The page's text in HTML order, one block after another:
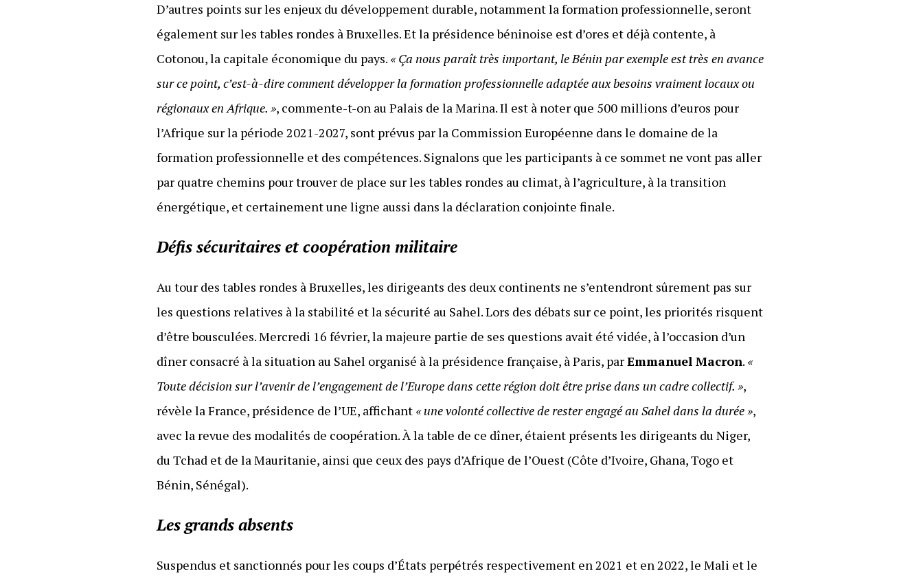
D’autres points sur les enjeux du développement durable, notamment la formation professionnelle, seront
également sur les tables rondes à Bruxelles. Et la présidence béninoise est d’ores et déjà contente, à
Cotonou, la capitale économique du pays. « Ça nous paraît très important, le Bénin par exemple est très en avance
sur ce point, c’est-à-dire comment développer la formation professionnelle adaptée aux besoins vraiment locaux ou
régionaux en Afrique. », commente-t-on au Palais de la Marina. Il est à noter que 500 millions d’euros pour
l’Afrique sur la période 2021-2027, sont prévus par la Commission Européenne dans le domaine de la
formation professionnelle et des compétences. Signalons que les participants à ce sommet ne vont pas aller
par quatre chemins pour trouver de place sur les tables rondes au climat, à l’agriculture, à la transition
énergétique, et certainement une ligne aussi dans la déclaration conjointe finale.
Défis sécuritaires et coopération militaire
Au tour des tables rondes à Bruxelles, les dirigeants des deux continents ne s’entendront sûrement pas sur
les questions relatives à la stabilité et la sécurité au Sahel. Lors des débats sur ce point, les priorités risquent
d’être bousculées. Mercredi 16 février, la majeure partie de ses questions avait été vidée, à l’occasion d’un
dîner consacré à la situation au Sahel organisé à la présidence française, à Paris, parEmmanuel Macron. «
Toute décision sur l’avenir de l’engagement de l’Europe dans cette région doit être prise dans un cadre collectif. »,
révèle la France, présidence de l’UE, affichant « une volonté collective de rester engagé au Sahel dans la durée »,
avec la revue des modalités de coopération. À la table de ce dîner, étaient présents les dirigeants du Niger,
du Tchad et de la Mauritanie, ainsi que ceux des pays d’Afrique de l’Ouest (Côte d’Ivoire, Ghana, Togo et
Bénin, Sénégal).
Les grands absents
Suspendus et sanctionnés pour les coups d’États perpétrés respectivement en 2021 et en 2022, le Mali et le